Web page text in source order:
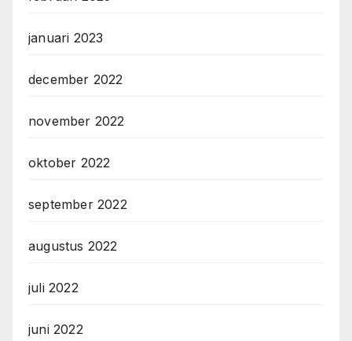
januari 2023
december 2022
november 2022
oktober 2022
september 2022
augustus 2022
juli 2022
juni 2022